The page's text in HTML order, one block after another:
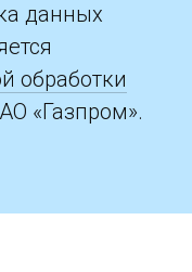
данных
обработки
«Газпром».